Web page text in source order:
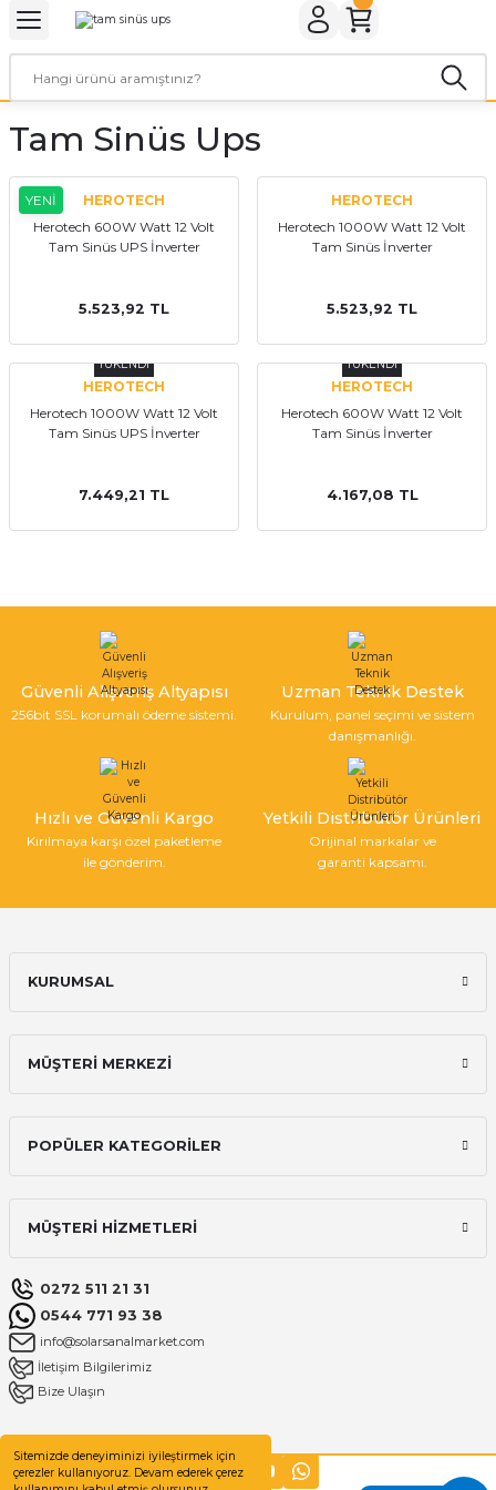
Sitemizde deneyiminizi iyileştirmek için
çerezler kullanıyoruz. Devam ederek çerez
Panoları
CİHAZLARI
Cihazları
Cihazları
Paketleri
Paketleri
Tam Sinüs Ups
YENİ
HEROTECH
Herotech 600W Watt 12 Volt
Tam Sinüs UPS İnverter
5.523,92 TL
HEROTECH
Herotech 1000W Watt 12 Volt
Tam Sinüs İnverter
5.523,92 TL
TÜKENDİ
HEROTECH
Herotech 1000W Watt 12 Volt
Tam Sinüs UPS İnverter
7.449,21 TL
TÜKENDİ
HEROTECH
Herotech 600W Watt 12 Volt
Tam Sinüs İnverter
4.167,08 TL
Güvenli Alışveriş Altyapısı
256bit SSL korumalı ödeme sistemi.
Uzman Teknik Destek
Kurulum, panel seçimi ve sistem
danışmanlığı.
Hızlı ve Güvenli Kargo
Kırılmaya karşı özel paketleme
ile gönderim.
Yetkili Distribütör Ürünleri
Orijinal markalar ve
garanti kapsamı.
KURUMSAL
MÜŞTERİ MERKEZİ
POPÜLER KATEGORİLER
MÜŞTERİ HİZMETLERİ
0272 511 21 31
0544 771 93 38
info@solarsanalmarket.com
İletişim Bilgilerimiz
Bize Ulaşın